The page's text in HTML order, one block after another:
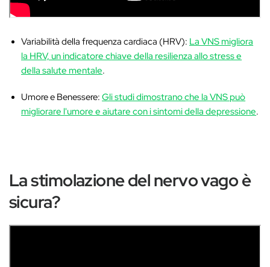
Variabilità della frequenza cardiaca (HRV): La VNS migliora
la HRV, un indicatore chiave della resilienza allo stress e
della salute mentale.
Umore e Benessere: Gli studi dimostrano che la VNS può
migliorare l'umore e aiutare con i sintomi della depressione.
La stimolazione del nervo vago è
sicura?